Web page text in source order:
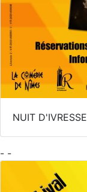
NUIT D'IVRESSE
- -